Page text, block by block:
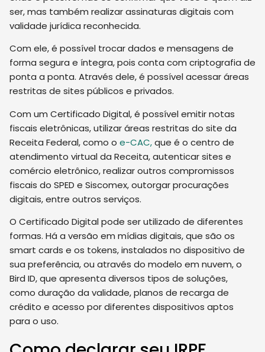
ser, mas também realizar assinaturas digitais com
validade jurídica reconhecida.
Com ele, é possível trocar dados e mensagens de
forma segura e íntegra, pois conta com criptografia de
ponta a ponta. Através dele, é possível acessar áreas
restritas de sites públicos e privados.
Com um Certificado Digital, é possível emitir notas
fiscais eletrônicas, utilizar áreas restritas do site da
Receita Federal, como o e-CAC,que é o centro de
atendimento virtual da Receita, autenticar sites e
comércio eletrônico, realizar outros compromissos
fiscais do SPED e Siscomex, outorgar procurações
digitais, entre outros serviços.
O Certificado Digital pode ser utilizado de diferentes
formas. Há a versão em mídias digitais, que são os
smart cards e os tokens, instalados no dispositivo de
sua preferência, ou através do modelo em nuvem, o
Bird ID, que apresenta diversos tipos de soluções,
como duração da validade, planos de recarga de
crédito e acesso por diferentes dispositivos aptos
para o uso.